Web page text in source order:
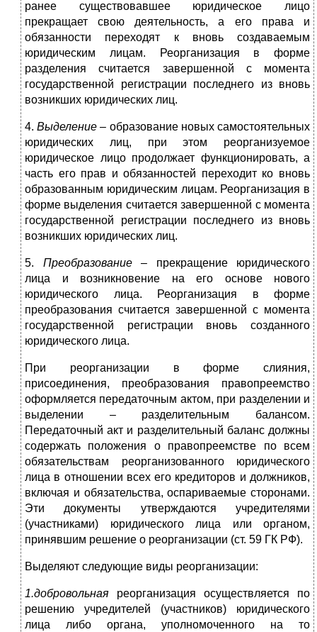
ранее существовавшее юридическое лицо
прекращает свою деятельность, а его права и
обязанности переходят к вновь создаваемым
юридическим лицам. Реорганизация в форме
разделения считается завершенной с момента
государственной регистрации последнего из вновь
возникших юридических лиц.
4.Выделение – образование новых самостоятельных
юридических лиц, при этом реорганизуемое
юридическое лицо продолжает функционировать, а
часть его прав и обязанностей переходит ко вновь
образованным юридическим лицам. Реорганизация в
форме выделения считается завершенной с момента
государственной регистрации последнего из вновь
возникших юридических лиц.
5. Преобразование– прекращение юридического
лица и возникновение на его основе нового
юридического лица. Реорганизация в форме
преобразования считается завершенной с момента
государственной регистрации вновь созданного
юридического лица.
При реорганизации в форме слияния,
присоединения, преобразования правопреемство
оформляется передаточным актом, при разделении и
выделении – разделительным балансом.
Передаточный акт и разделительный баланс должны
содержать положения о правопреемстве по всем
обязательствам реорганизованного юридического
лица в отношении всех его кредиторов и должников,
включая и обязательства, оспариваемые сторонами.
Эти документы утверждаются учредителями
(участниками) юридического лица или органом,
принявшим решение о реорганизации (ст. 59 ГК РФ).
Выделяют следующие виды реорганизации:
1.добровольная реорганизация осуществляется по
решению учредителей (участников) юридического
лица либо органа, уполномоченного на то